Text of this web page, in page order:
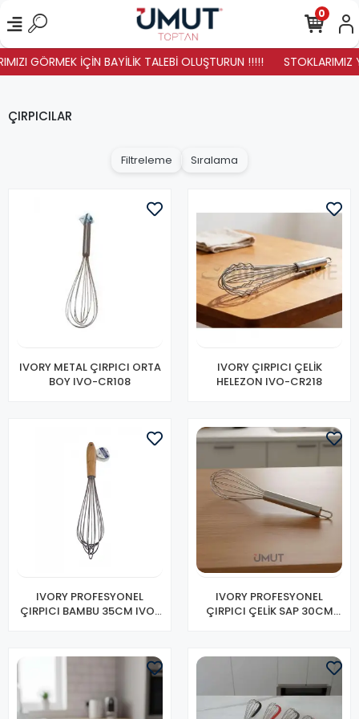
GÖRMEK İÇİN BAYİLİK TALEBİ OLUŞTURUN !!!!! STOKLARIMIZ
0
ÇIRPICILAR
Filtreleme Sıralama
IVORY METAL ÇIRPICI ORTA
BOY IVO-CR108
IVORY ÇIRPICI ÇELİK
HELEZON IVO-CR218
IVORY PROFESYONEL
ÇIRPICI BAMBU 35CM IVO-
IVORY PROFESYONEL
ÇIRPICI ÇELİK SAP 30CM